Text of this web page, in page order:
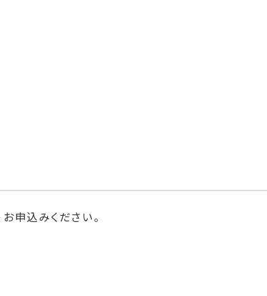
申込みください。